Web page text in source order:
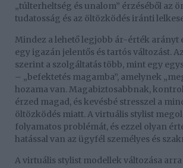
„túlterheltség és unalom” érzéséből az
tudatosság és az öltözködés iránti
Mindez a lehető legjobb ár-érték arányt
egy igazán jelentős és tartós változást.
szerint a szolgáltatás több, mint egy
– „befektetés magamba”, amelynek
hozama van. Magabiztosabbnak,
érzed magad, és kevésbé stresszel a
öltözködés miatt. A virtuális stylist
folyamatos problémát, és ezzel olyan
hatással van az ügyfél személyes és
A virtuális stylist modellek változása